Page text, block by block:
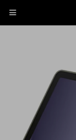

Tecnología